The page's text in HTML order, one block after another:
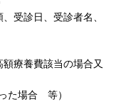
受診日、受診者名、
療養費該当の場合又
た場合 等）